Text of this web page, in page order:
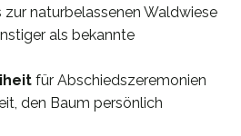
zur naturbelassenen Waldwiese
als bekannte
für Abschiedszeremonien
den Baum persönlich